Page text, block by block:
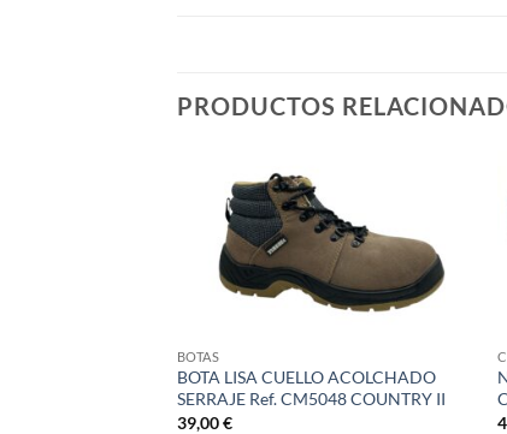
PRODUCTOS
BOTAS
BOTA LISA CUELLO ACOLCHADO
SERRAJE Ref. CM5048 COUNTRY II
39,00€